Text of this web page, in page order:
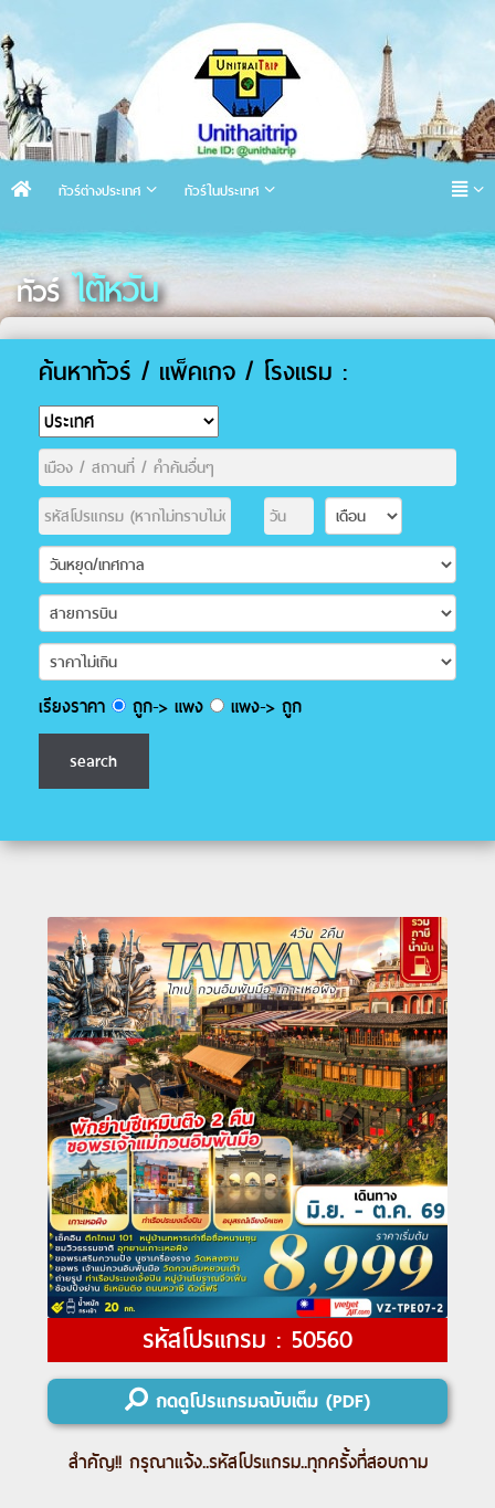
ทัวร์ต่างประเทศ ทัวร์ในประเทศ
ทัวร์ ไต้หวัน
ค้นหาทัวร์ / แพ็คเกจ / โรงแรม :
เรียงราคา ถูก-> แพง แพง-> ถูก
รหัสโปรแกรม : 50560
กดดูโปรแกรมฉบับเต็ม (PDF)
สำคัญ!! กรุณาแจ้ง..รหัสโปรแกรม..ทุกครั้งที่สอบถาม